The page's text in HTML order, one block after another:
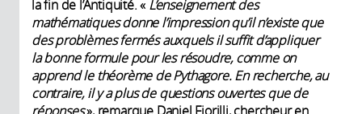
la fin de l’Antiquité. « L’enseignement des
mathématiques donne l’impression qu’il n’existe que
des problèmes fermés auxquels il suffit d’appliquer
la bonne formule pour les résoudre, comme on
apprend le théorème de Pythagore. En recherche, au
contraire, il y a plus de questions ouvertes que de